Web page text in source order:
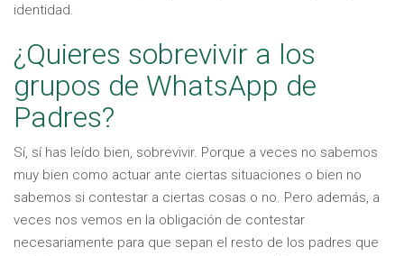
identidad.
¿Quieres sobrevivir a los
grupos de WhatsApp de
Padres?
Sí, sí has leído bien, sobrevivir. Porque a veces no sabemos
muy bien como actuar ante ciertas situaciones o bien no
sabemos si contestar a ciertas cosas o no. Pero además, a
veces nos vemos en la obligación de contestar
necesariamente para que sepan el resto de los padres que